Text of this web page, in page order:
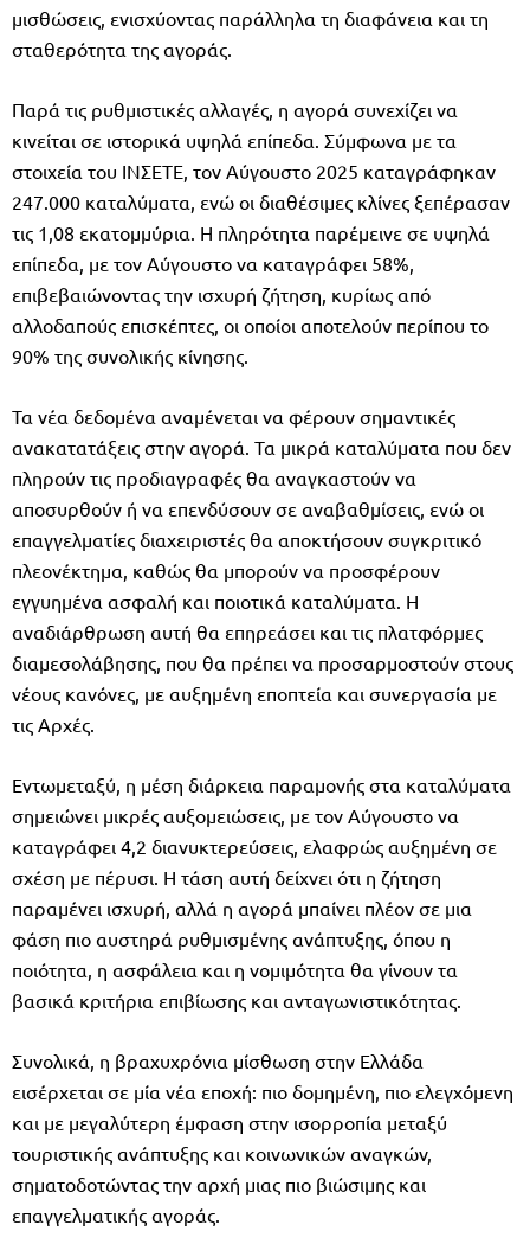
μισθώσεις, ενισχύοντας παράλληλα τη διαφάνεια και τη
σταθερότητα της αγοράς.
Παρά τις ρυθμιστικές αλλαγές, η αγορά συνεχίζει να
κινείται σε ιστορικά υψηλά επίπεδα. Σύμφωνα με τα
στοιχεία του ΙΝΣΕΤΕ, τον Αύγουστο 2025 καταγράφηκαν
247.000 καταλύματα, ενώ οι διαθέσιμες κλίνες ξεπέρασαν
τις 1,08 εκατομμύρια. Η πληρότητα παρέμεινε σε υψηλά
επίπεδα, με τον Αύγουστο να καταγράφει 58%,
επιβεβαιώνοντας την ισχυρή ζήτηση, κυρίως από
αλλοδαπούς επισκέπτες, οι οποίοι αποτελούν περίπου το
90% της συνολικής κίνησης.
Τα νέα δεδομένα αναμένεται να φέρουν σημαντικές
ανακατατάξεις στην αγορά. Τα μικρά καταλύματα που δεν
πληρούν τις προδιαγραφές θα αναγκαστούν να
αποσυρθούν ή να επενδύσουν σε αναβαθμίσεις, ενώ οι
επαγγελματίες διαχειριστές θα αποκτήσουν συγκριτικό
πλεονέκτημα, καθώς θα μπορούν να προσφέρουν
εγγυημένα ασφαλή και ποιοτικά καταλύματα. Η
αναδιάρθρωση αυτή θα επηρεάσει και τις πλατφόρμες
διαμεσολάβησης, που θα πρέπει να προσαρμοστούν στους
νέους κανόνες, με αυξημένη εποπτεία και συνεργασία με
τις Αρχές.
Εντωμεταξύ, η μέση διάρκεια παραμονής στα καταλύματα
σημειώνει μικρές αυξομειώσεις, με τον Αύγουστο να
καταγράφει 4,2 διανυκτερεύσεις, ελαφρώς αυξημένη σε
σχέση με πέρυσι. Η τάση αυτή δείχνει ότι η ζήτηση
παραμένει ισχυρή, αλλά η αγορά μπαίνει πλέον σε μια
φάση πιο αυστηρά ρυθμισμένης ανάπτυξης, όπου η
ποιότητα, η ασφάλεια και η νομιμότητα θα γίνουν τα
βασικά κριτήρια επιβίωσης και ανταγωνιστικότητας.
Συνολικά, η βραχυχρόνια μίσθωση στην Ελλάδα
εισέρχεται σε μία νέα εποχή: πιο δομημένη, πιο ελεγχόμενη
και με μεγαλύτερη έμφαση στην ισορροπία μεταξύ
τουριστικής ανάπτυξης και κοινωνικών αναγκών,
σηματοδοτώντας την αρχή μιας πιο βιώσιμης και
επαγγελματικής αγοράς.